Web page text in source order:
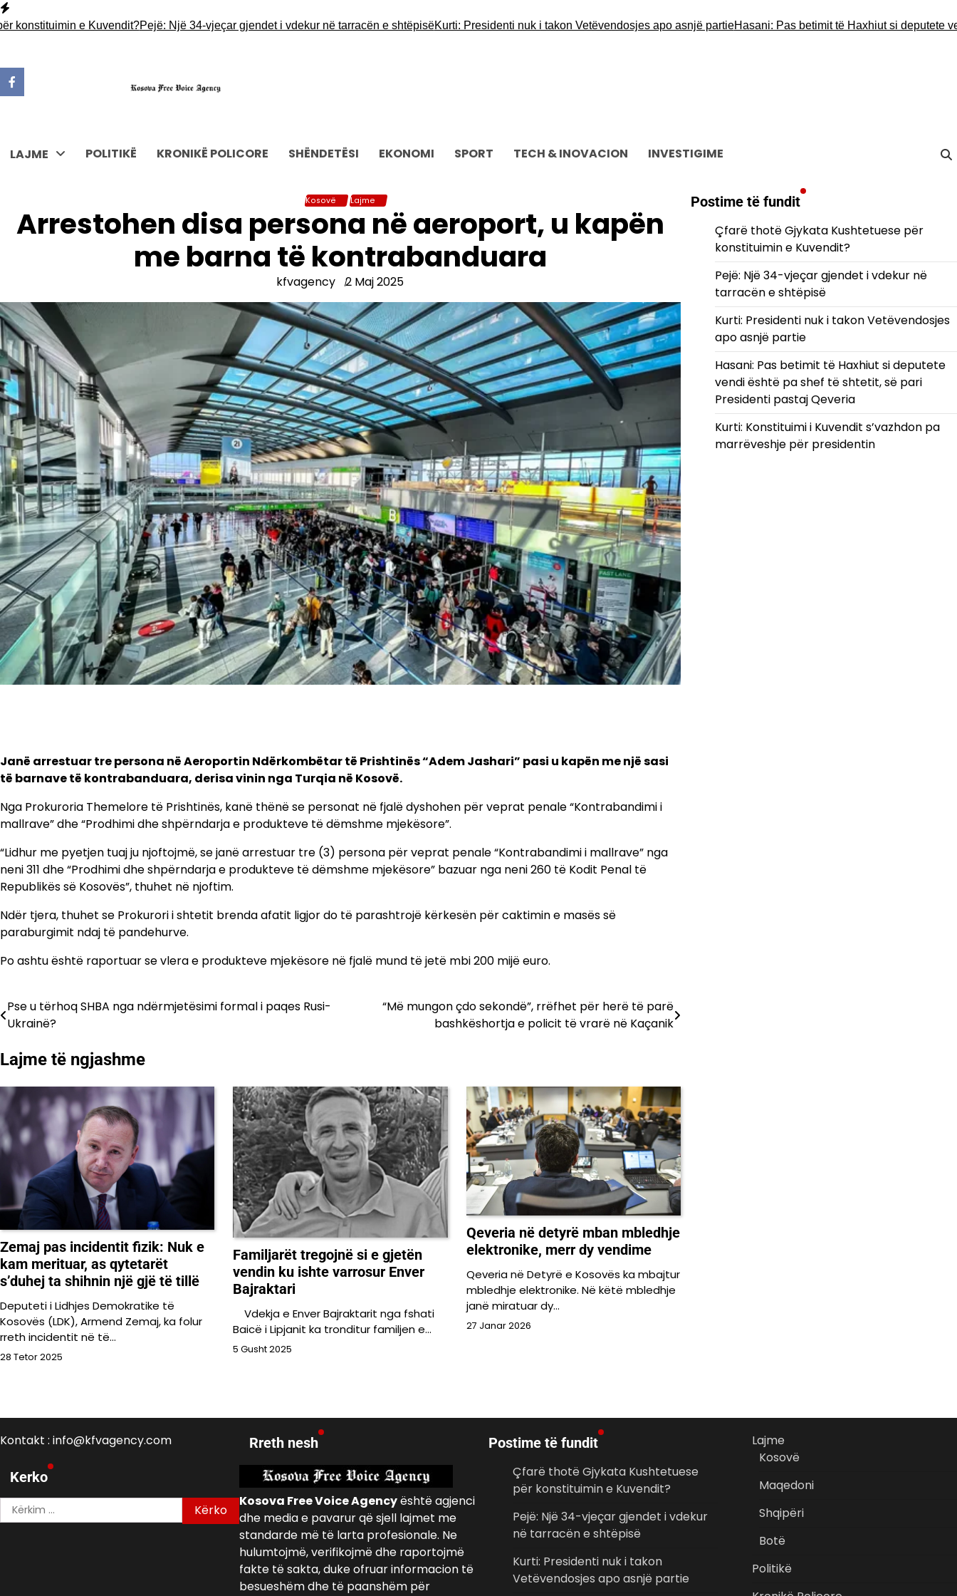
Skip
to
e Kuvendit?Pejë: Një 34-vjeçar gjendet i vdekur në tarracën e shtëpisëKurti: Presidenti nuk i takon Vetëvendosjes apo asnjë partieHasani: Pas betimit të Haxhiut si deputete vendi
LAJME POLITIKË KRONIKË POLICORE SHËNDETËSI EKONOMI SPORT TECH & INOVACION INVESTIGIME
Kosovë Lajme
Arrestohen disa persona në aeroport, u kapën
me barna të kontrabanduara
kfvagency 2 Maj 2025
Janë arrestuar tre persona në Aeroportin Ndërkombëtar të Prishtinës “Adem Jashari” pasi u kapën me një sasi
të barnave të kontrabanduara, derisa vinin nga Turqia në Kosovë.
Nga Prokuroria Themelore të Prishtinës, kanë thënë se personat në fjalë dyshohen për veprat penale “Kontrabandimi i
mallrave” dhe “Prodhimi dhe shpërndarja e produkteve të dëmshme mjekësore”.
“Lidhur me pyetjen tuaj ju njoftojmë, se janë arrestuar tre (3) persona për veprat penale “Kontrabandimi i mallrave” nga
neni 311 dhe “Prodhimi dhe shpërndarja e produkteve të dëmshme mjekësore” bazuar nga neni 260 të Kodit Penal të
Republikës së Kosovës”, thuhet në njoftim.
Ndër tjera, thuhet se Prokurori i shtetit brenda afatit ligjor do të parashtrojë kërkesën për caktimin e masës së
paraburgimit ndaj të pandehurve.
Po ashtu është raportuar se vlera e produkteve mjekësore në fjalë mund të jetë mbi 200 mijë euro.
Lëvizje
postimet
Pse u tërhoq SHBA nga ndërmjetësimi formal i paqes Rusi-
Ukrainë?
“Më mungon çdo sekondë”, rrëfhet për herë të parë
bashkëshortja e policit të vrarë në Kaçanik
Lajme të ngjashme
Zemaj pas incidentit fizik: Nuk e
kam merituar, as qytetarët
s’duhej ta shihnin një gjë të tillë
Deputeti i Lidhjes Demokratike të
Kosovës (LDK), Armend Zemaj, ka folur
rreth incidentit në të…
28 Tetor 2025
Familjarët tregojnë si e gjetën
vendin ku ishte varrosur Enver
Bajraktari
Vdekja e Enver Bajraktarit nga fshati
Baicë i Lipjanit ka tronditur familjen e…
5 Gusht 2025
Qeveria në detyrë mban mbledhje
elektronike, merr dy vendime
Qeveria në Detyrë e Kosovës ka mbajtur
mbledhje elektronike. Në këtë mbledhje
janë miratuar dy…
27 Janar 2026
Postime të fundit
Çfarë thotë Gjykata Kushtetuese për
konstituimin e Kuvendit?
Pejë: Një 34-vjeçar gjendet i vdekur në
tarracën e shtëpisë
Kurti: Presidenti nuk i takon Vetëvendosjes
apo asnjë partie
Hasani: Pas betimit të Haxhiut si deputete
vendi është pa shef të shtetit, së pari
Presidenti pastaj Qeveria
Kurti: Konstituimi i Kuvendit s’vazhdon pa
marrëveshje për presidentin
Kontakt : info@kfvagency.com
Kerko
Kërko
për:
Rreth nesh
Kosova Free Voice Agencyështë agjenci
dhe media e pavarur që sjell lajmet me
standarde më të larta profesionale. Ne
hulumtojmë, verifikojmë dhe raportojmë
fakte të sakta, duke ofruar informacion të
besueshëm dhe të paanshëm për
Postime të fundit
Çfarë thotë Gjykata Kushtetuese
për konstituimin e Kuvendit?
Pejë: Një 34-vjeçar gjendet i vdekur
në tarracën e shtëpisë
Kurti: Presidenti nuk i takon
Vetëvendosjes apo asnjë partie
Lajme
Kosovë
Maqedoni
Shqipëri
Botë
Politikë